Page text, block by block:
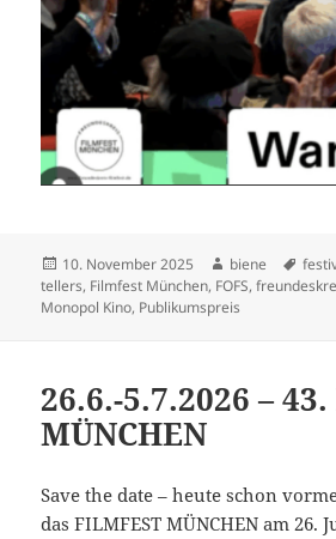
Veröffentlicht
am
10. November 2025 Autor
biene
tellers, Filmfest München, FOFS,
Monopol Kino, Publikumspreis
26.6.-5.7.2026 –
MÜNCHEN
Save the date – heute schon
das FILMFEST MÜNCHEN am 26.